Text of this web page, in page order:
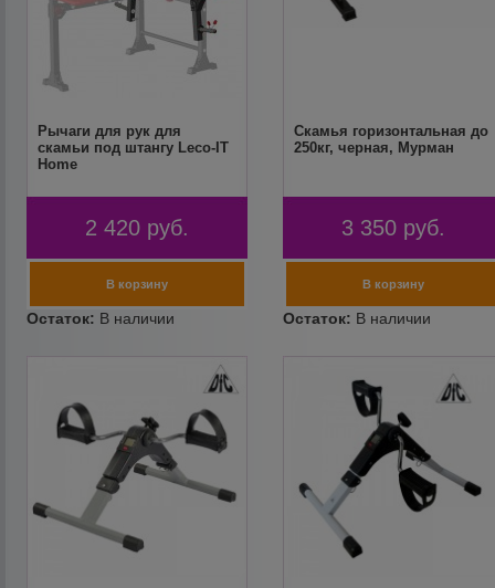
Рычаги для рук для
скамьи под штангу Leco-IT
Home
2 420 руб.
Скамья горизонтальная до
250кг, черная, Мурман
3 350 руб.